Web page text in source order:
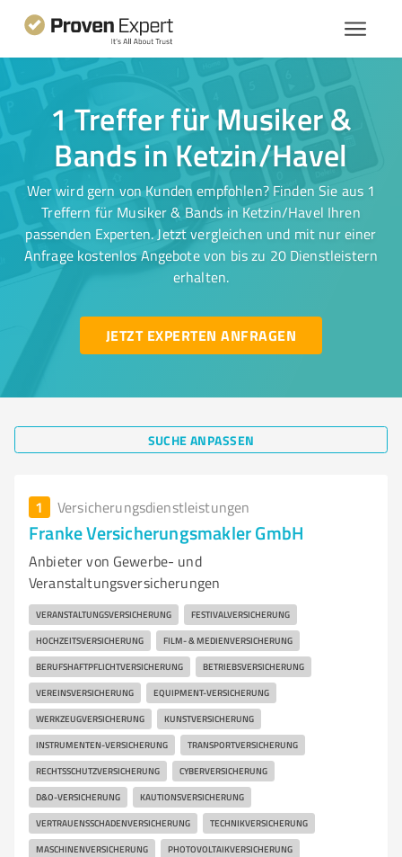
1 Treffer für Musiker &
Bands in Ketzin/Havel
Wer wird gern von Kunden empfohlen? Finden Sie aus 1
Treffern für Musiker & Bands in Ketzin/Havel Ihren
passenden Experten. Jetzt vergleichen und mit nur einer
Anfrage kostenlos Angebote von bis zu 20 Dienstleistern
erhalten.
JETZT EXPERTEN ANFRAGEN
SUCHE ANPASSEN
1 Versicherungsdienstleistungen
Franke Versicherungsmakler GmbH
Anbieter von Gewerbe- und
Veranstaltungsversicherungen
VERANSTALTUNGSVERSICHERUNG FESTIVALVERSICHERUNG
HOCHZEITSVERSICHERUNG FILM- & MEDIENVERSICHERUNG
BERUFSHAFTPFLICHTVERSICHERUNG BETRIEBSVERSICHERUNG
VEREINSVERSICHERUNG EQUIPMENT-VERSICHERUNG
WERKZEUGVERSICHERUNG KUNSTVERSICHERUNG
INSTRUMENTEN-VERSICHERUNG TRANSPORTVERSICHERUNG
RECHTSSCHUTZVERSICHERUNG CYBERVERSICHERUNG
D&O-VERSICHERUNG KAUTIONSVERSICHERUNG
VERTRAUENSSCHADENVERSICHERUNG TECHNIKVERSICHERUNG
MASCHINENVERSICHERUNG PHOTOVOLTAIKVERSICHERUNG